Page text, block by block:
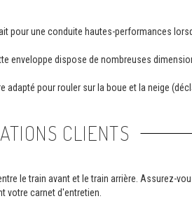
pour une conduite hautes-performances
enveloppe dispose de nombreuses
adapté pour rouler sur la boue et la neige
CLIENTS
le train avant et le train arrière. Assurez-
votre carnet d'entretien.